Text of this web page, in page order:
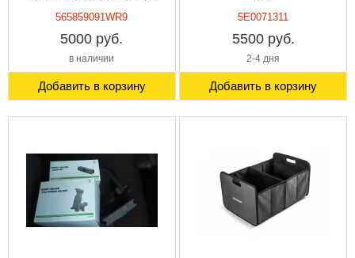
565859091WR9
5000 руб.
в наличии
Добавить в корзину
5E0071311
5500 руб.
2-4 дня
Добавить в корзину